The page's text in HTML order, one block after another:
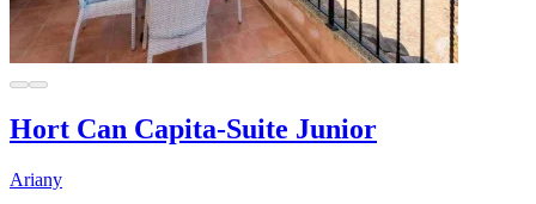
Hort Can Capita-Suite Junior
Ariany